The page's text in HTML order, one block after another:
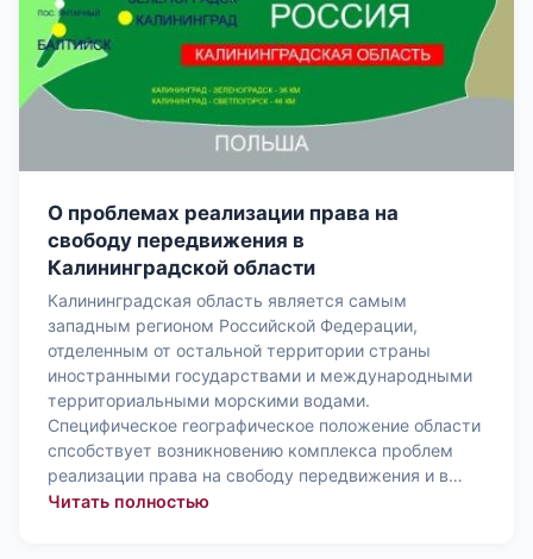
О проблемах реализации права на
свободу передвижения в
Калининградской области
Калининградская область является самым
западным регионом Российской Федерации,
отделенным от остальной территории страны
иностранными государствами и международными
территориальными морскими водами.
Специфическое географическое положение области
спсобствует возникновению комплекса проблем
реализации права на свободу передвижения и в…
Читать полностью: О проблемах реализации права на